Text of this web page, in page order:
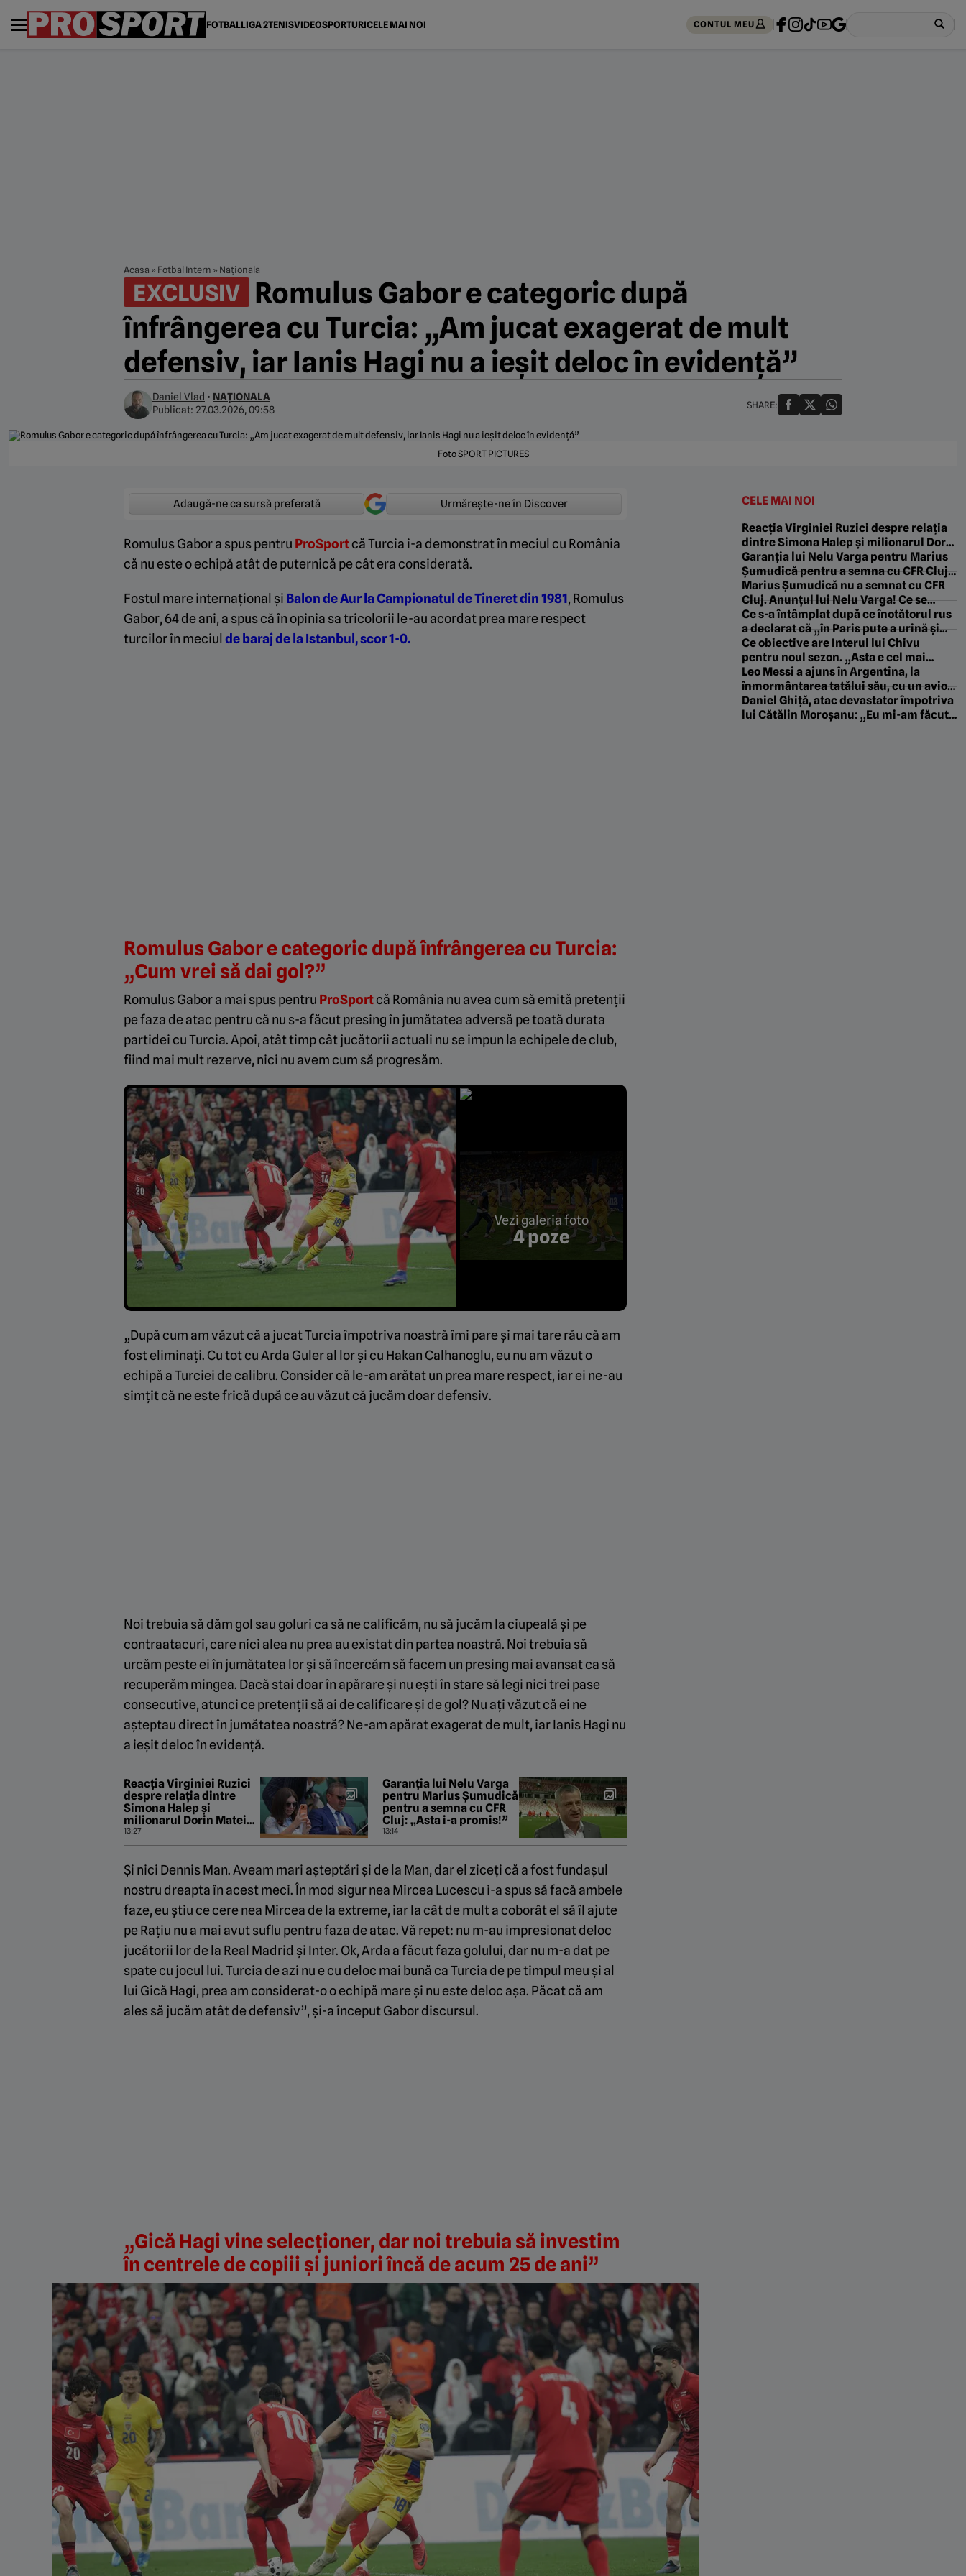
FOTBALLIGA 2TENISVIDEOSPORTURICELE MAI NOI CONTUL MEU
Acasa » Fotbal Intern » Naționala
EXCLUSIV Romulus Gabor e categoric după
înfrângerea cu Turcia: „Am jucat exagerat de mult
defensiv, iar Ianis Hagi nu a ieșit deloc în evidență”
Daniel Vlad • NAȚIONALA
Publicat: 27.03.2026, 09:58 SHARE:
Foto SPORT PICTURES
Adaugă-ne ca sursă preferată Urmărește-ne în Discover
Romulus Gabor a spus pentru ProSportcă Turcia i-a demonstrat în meciul cu România
că nu este o echipă atât de puternică pe cât era considerată.
Fostul mare internațional și Balon de Aur la Campionatul de Tineret din 1981, Romulus
Gabor, 64 de ani, a spus că în opinia sa tricolorii le-au acordat prea mare respect
turcilor în meciul de baraj de la Istanbul, scor 1-0.
Romulus Gabor e categoric după înfrângerea cu Turcia:
„Cum vrei să dai gol?”
Romulus Gabor a mai spus pentru ProSportcă România nu avea cum să emită pretenții
pe faza de atac pentru că nu s-a făcut presing în jumătatea adversă pe toată durata
partidei cu Turcia. Apoi, atât timp cât jucătorii actuali nu se impun la echipele de club,
fiind mai mult rezerve, nici nu avem cum să progresăm.
Vezi galeria foto
4 poze
„După cum am văzut că a jucat Turcia împotriva noastră îmi pare și mai tare rău că am
fost eliminați. Cu tot cu Arda Guler al lor și cu Hakan Calhanoglu, eu nu am văzut o
echipă a Turciei de calibru. Consider că le-am arătat un prea mare respect, iar ei ne-au
simțit că ne este frică după ce au văzut că jucăm doar defensiv.
Noi trebuia să dăm gol sau goluri ca să ne calificăm, nu să jucăm la ciupeală și pe
contraatacuri, care nici alea nu prea au existat din partea noastră. Noi trebuia să
urcăm peste ei în jumătatea lor și să încercăm să facem un presing mai avansat ca să
recuperăm mingea. Dacă stai doar în apărare și nu ești în stare să legi nici trei pase
consecutive, atunci ce pretenții să ai de calificare și de gol? Nu ați văzut că ei ne
așteptau direct în jumătatea noastră? Ne-am apărat exagerat de mult, iar Ianis Hagi nu
a ieșit deloc în evidență.
Reacția Virginiei Ruzici
despre relația dintre
Simona Halep și
milionarul Dorin Mateiu,
care e cu 25 de ani mai în
vârstă
13:27
Garanția lui Nelu Varga
pentru Marius Șumudică
pentru a semna cu CFR
Cluj: „Asta i-a promis!”
13:14
Și nici Dennis Man. Aveam mari așteptări și de la Man, dar el ziceți că a fost fundașul
nostru dreapta în acest meci. În mod sigur nea Mircea Lucescu i-a spus să facă ambele
faze, eu știu ce cere nea Mircea de la extreme, iar la cât de mult a coborât el să îl ajute
pe Rațiu nu a mai avut suflu pentru faza de atac. Vă repet: nu m-au impresionat deloc
jucătorii lor de la Real Madrid și Inter. Ok, Arda a făcut faza golului, dar nu m-a dat pe
spate cu jocul lui. Turcia de azi nu e cu deloc mai bună ca Turcia de pe timpul meu și al
lui Gică Hagi, prea am considerat-o o echipă mare și nu este deloc așa. Păcat că am
ales să jucăm atât de defensiv”, și-a început Gabor discursul.
„Gică Hagi vine selecționer, dar noi trebuia să investim
în centrele de copiii și juniori încă de acum 25 de ani”
CELE MAI NOI
Reacția Virginiei Ruzici despre relația
dintre Simona Halep și milionarul Dorin
Mateiu, care e cu 25 de ani mai în vârstă
Garanția lui Nelu Varga pentru Marius
Șumudică pentru a semna cu CFR Cluj:
„Asta i-a promis!”
Marius Șumudică nu a semnat cu CFR
Cluj. Anunțul lui Nelu Varga! Ce se
întâmplă cu jucătorii care nu mai sunt
doriți și cu antrenorul Folha. EXCLUSIV
Ce s-a întâmplat după ce înotătorul rus
a declarat că „în Paris pute a urină și
gunoi, iar şobolanii aleargă pe sub
Turnul Eiffel”
Ce obiective are Interul lui Chivu
pentru noul sezon. „Asta e cel mai
important”
Leo Messi a ajuns în Argentina, la
înmormântarea tatălui său, cu un avion
privat
Daniel Ghiță, atac devastator împotriva
lui Cătălin Moroșanu: „Eu mi-am făcut